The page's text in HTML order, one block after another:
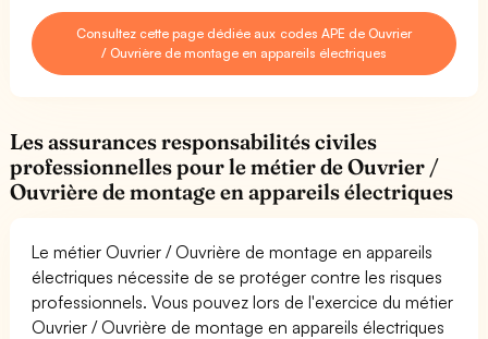
Consultez cette page dédiée aux codes APE de Ouvrier
/ Ouvrière de montage en appareils électriques
Les assurances responsabilités civiles
professionnelles pour le métier de Ouvrier /
Ouvrière de montage en appareils électriques
Le métier Ouvrier / Ouvrière de montage en appareils
électriques nécessite de se protéger contre les risques
professionnels. Vous pouvez lors de l'exercice du métier
Ouvrier / Ouvrière de montage en appareils électriques